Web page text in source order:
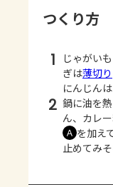
つくり方
1 じゃがい
ぎは薄切り
にんじん
2 鍋に油を
ん、カレ
Ａ を加え
止めてみ